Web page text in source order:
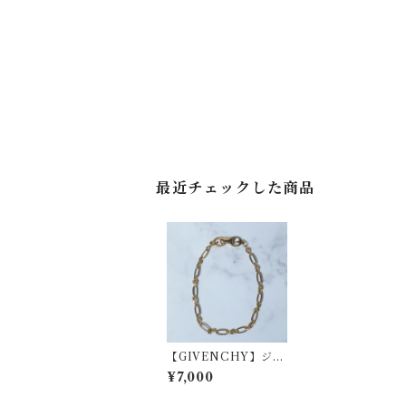
最近チェックした商品
【GIVENCHY】ジバ
ンシー ゴールドチェー
ンブレスレット
¥7,000